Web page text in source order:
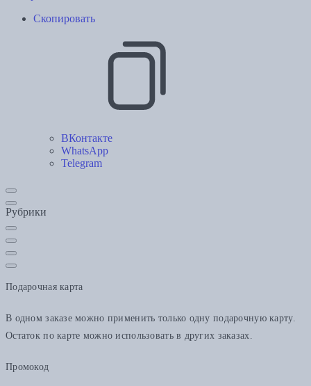
Скопировать
ВКонтакте
WhatsApp
Telegram
Рубрики
Подарочная карта
В одном заказе можно применить только одну подарочную карту.
Остаток по карте можно использовать в других заказах.
Промокод